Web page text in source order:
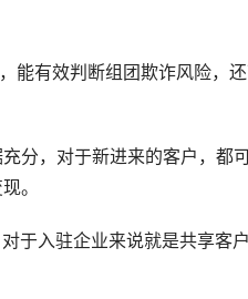
有效判断组团欺诈风险，
，对于新进来的客户，都
。
入驻企业来说就是共享客